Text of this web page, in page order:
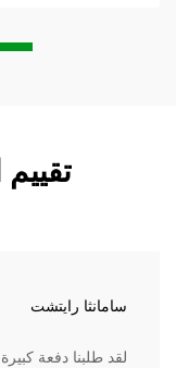
سامانثا رايتشت
لقد طلبنا دفعة